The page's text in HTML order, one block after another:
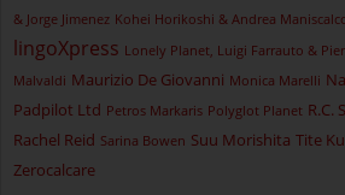
& Jorge Jimenez Kohei Horikoshi & Andrea
lingoXpress Lonely Planet, Luigi Farrauto &
Malvaldi Maurizio De Giovanni Monica Marelli
Padpilot Ltd Petros Markaris Polyglot Planet R.C.
Rachel Reid Sarina Bowen Suu Morishita Tite
Zerocalcare